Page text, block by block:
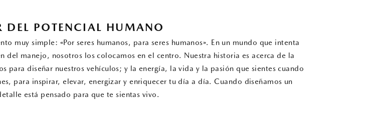
DEL POTENCIAL HUMANO
muy simple: «Por seres humanos, para seres humanos». En un mundo que intenta
del manejo, nosotros los colocamos en el centro. Nuestra historia es acerca de la
para diseñar nuestros vehículos; y la energía, la vida y la pasión que sientes cuando
para inspirar, elevar, energizar y enriquecer tu día a día. Cuando diseñamos un
está pensado para que te sientas vivo.